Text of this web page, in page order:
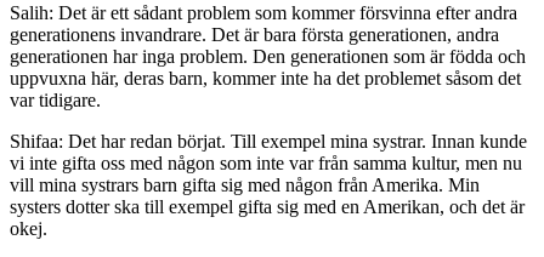
Salih: Det är ett sådant problem som kommer försvinna efter andra
generationens invandrare. Det är bara första generationen, andra
generationen har inga problem. Den generationen som är födda och
uppvuxna här, deras barn, kommer inte ha det problemet såsom det
var tidigare.
Shifaa: Det har redan börjat. Till exempel mina systrar. Innan kunde
vi inte gifta oss med någon som inte var från samma kultur, men nu
vill mina systrars barn gifta sig med någon från Amerika. Min
systers dotter ska till exempel gifta sig med en Amerikan, och det är
okej.